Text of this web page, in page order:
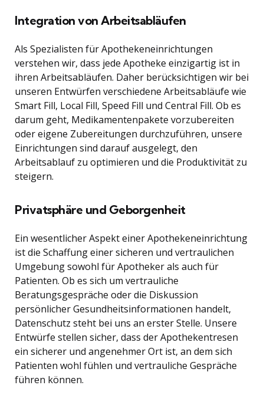
Integration von Arbeitsabläufen
Als Spezialisten für Apothekeneinrichtungen
verstehen wir, dass jede Apotheke einzigartig ist in
ihren Arbeitsabläufen. Daher berücksichtigen wir bei
unseren Entwürfen verschiedene Arbeitsabläufe wie
Smart Fill, Local Fill, Speed Fill und Central Fill. Ob es
darum geht, Medikamentenpakete vorzubereiten
oder eigene Zubereitungen durchzuführen, unsere
Einrichtungen sind darauf ausgelegt, den
Arbeitsablauf zu optimieren und die Produktivität zu
steigern.
Privatsphäre und Geborgenheit
Ein wesentlicher Aspekt einer Apothekeneinrichtung
ist die Schaffung einer sicheren und vertraulichen
Umgebung sowohl für Apotheker als auch für
Patienten. Ob es sich um vertrauliche
Beratungsgespräche oder die Diskussion
persönlicher Gesundheitsinformationen handelt,
Datenschutz steht bei uns an erster Stelle. Unsere
Entwürfe stellen sicher, dass der Apothekentresen
ein sicherer und angenehmer Ort ist, an dem sich
Patienten wohl fühlen und vertrauliche Gespräche
führen können.